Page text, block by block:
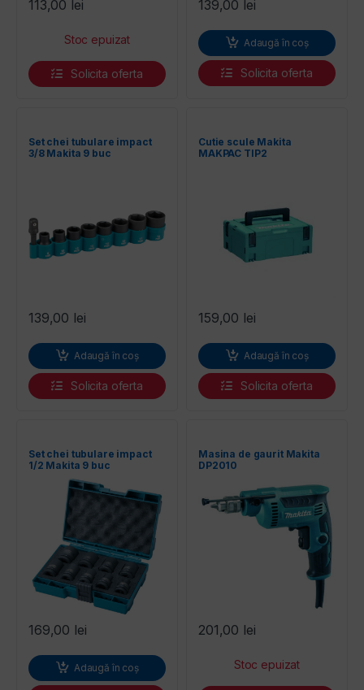
113,00 lei
Solicita oferta
139,00 lei
Adaugă în coș
Solicita oferta
Set chei tubulare impact
3/8 Makita 9 buc
139,00 lei
Adaugă în coș
Solicita oferta
Cutie scule Makita
MAKPAC TIP2
159,00 lei
Adaugă în coș
Solicita oferta
Set chei tubulare impact
1/2 Makita 9 buc
169,00 lei
Adaugă în coș
Masina de gaurit Makita
DP2010
201,00 lei